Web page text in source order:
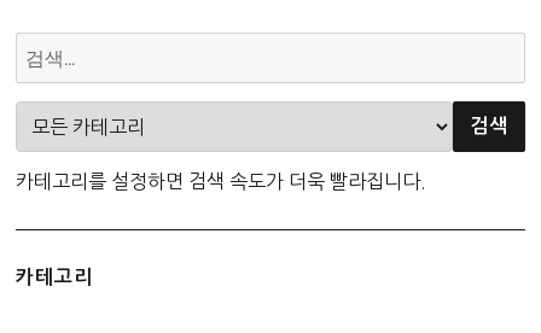
법
문
보
센
터
카테고리를 설정하면 검색 속도가 더욱 빨라집니다.
카테고리